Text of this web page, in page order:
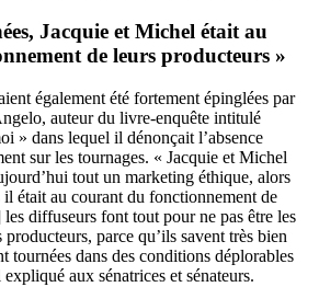
Jacquie et Michel était au
de leurs producteurs »
également été fortement épinglées par
auteur du livre-enquête intitulé
» dans lequel il dénonçait l’absence
sur les tournages. « Jacquie et Michel
tout un marketing éthique, alors
il était au courant du fonctionnement de
diffuseurs font tout pour ne pas être les
producteurs, parce qu’ils savent très bien
tournées dans des conditions déplorables
aux sénatrices et sénateurs.